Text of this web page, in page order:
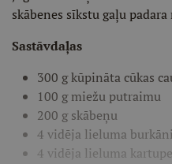
skābenes sīkstu gaļu
Sastāvdaļas
300 g kūpināta cūkas
100 g miežu putraimu
200 g skābeņu
4 vidēja lieluma burkāni
4 vidēja lieluma